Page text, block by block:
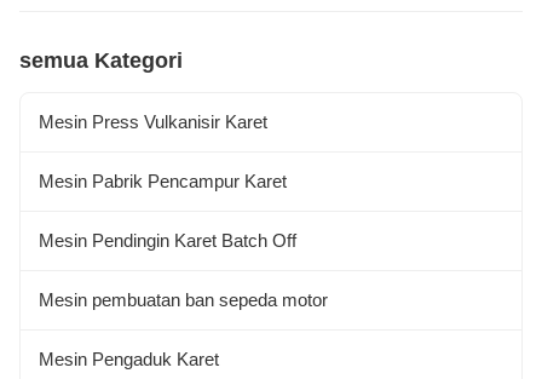
semua Kategori
Mesin Press Vulkanisir Karet
Mesin Pabrik Pencampur Karet
Mesin Pendingin Karet Batch Off
Mesin pembuatan ban sepeda motor
Mesin Pengaduk Karet